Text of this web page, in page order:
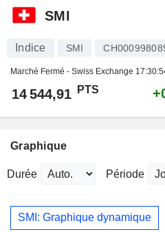
SMI
Indice SMI
Marché Fermé - Swiss Exchange
14 544,91 PTS
Graphique
Durée Période
SMI: Graphique dynamique